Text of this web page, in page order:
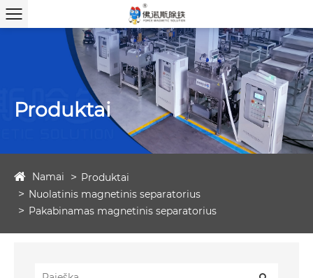
Produktai
Namai
Produktai
Nuolatinis magnetinis separatorius
Pakabinamas magnetinis separatorius